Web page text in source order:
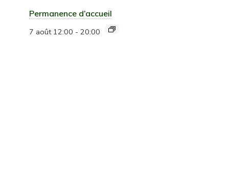
Permanence d’accueil
7 août 12:00 - 20:00